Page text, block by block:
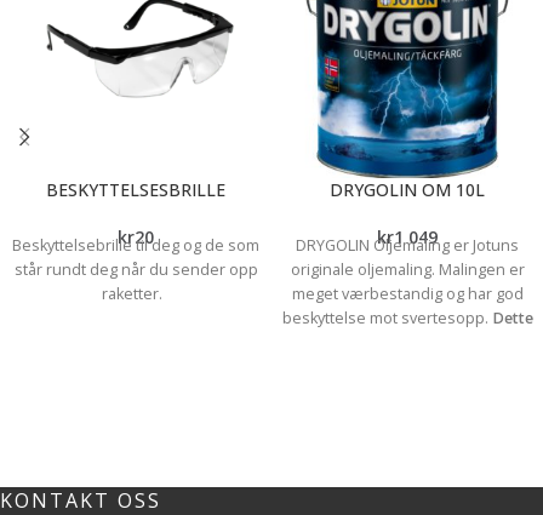
BESKYTTELSESBRILLE
kr20
Beskyttelsebrille til deg og de som
står rundt deg når du sender opp
raketter.
DRYGOLIN OM 10L
kr1 049
DRYGOLIN Oljemaling er Jotuns
originale oljemaling. Malingen er
meget værbestandig og har god
beskyttelse mot svertesopp. Dette
KONTAKT OSS